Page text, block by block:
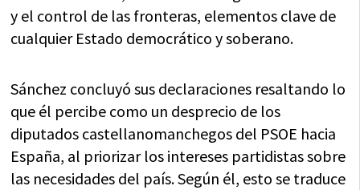
y el control de las fronteras, elementos clave de
cualquier Estado democrático y soberano.
Sánchez concluyó sus declaraciones resaltando lo
que él percibe como un desprecio de los
diputados castellanomanchegos del PSOE hacia
España, al priorizar los intereses partidistas sobre
las necesidades del país. Según él, esto se traduce